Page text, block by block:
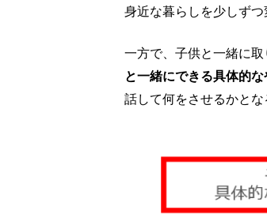
身近な暮らしを少しず
一方で、子供と一緒に
と一緒にできる具体的
話して何をさせるかと